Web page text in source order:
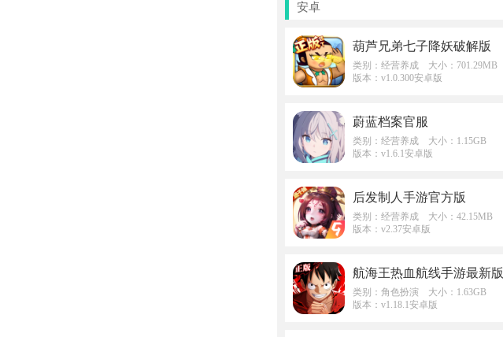
安卓
葫芦兄弟七子降妖破解版
类别：经营养成 大小：701.29MB
版本：v1.0.300安卓版
蔚蓝档案官服
类别：经营养成 大小：1.15GB
版本：v1.6.1安卓版
后发制人手游官方版
类别：经营养成 大小：42.15MB
版本：v2.37安卓版
航海王热血航线手游最新版
类别：角色扮演 大小：1.63GB
版本：v1.18.1安卓版